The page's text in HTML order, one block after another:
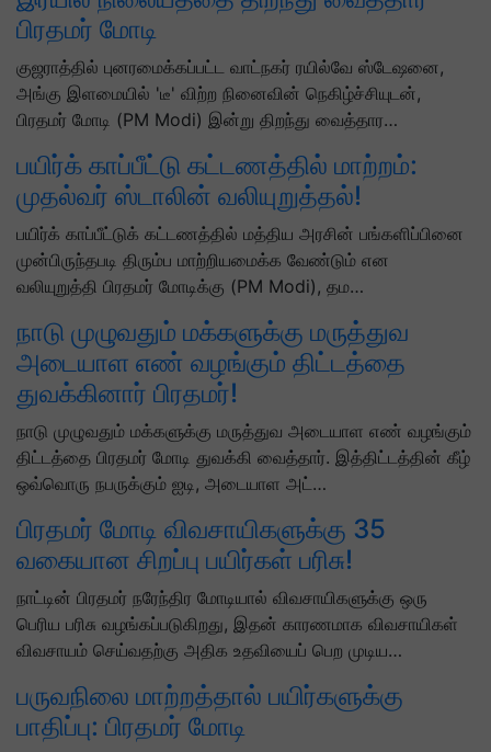
பிரதமர் மோடி
குஜராத்தில் புனரமைக்கப்பட்ட வாட்நகர் ரயில்வே ஸ்டேஷனை,
அங்கு இளமையில் 'டீ' விற்ற நினைவின் நெகிழ்ச்சியுடன்,
பிரதமர் மோடி (PM Modi) இன்று திறந்து வைத்தார…
பயிர்க் காப்பீட்டு கட்டணத்தில் மாற்றம்:
முதல்வர் ஸ்டாலின் வலியுறுத்தல்!
பயிர்க் காப்பீட்டுக் கட்டணத்தில் மத்திய அரசின் பங்களிப்பினை
முன்பிருந்தபடி திரும்ப மாற்றியமைக்க வேண்டும் என
வலியுறுத்தி பிரதமர் மோடிக்கு (PM Modi), தம…
நாடு முழுவதும் மக்களுக்கு மருத்துவ
அடையாள எண் வழங்கும் திட்டத்தை
துவக்கினார் பிரதமர்!
நாடு முழுவதும் மக்களுக்கு மருத்துவ அடையாள எண் வழங்கும்
திட்டத்தை பிரதமர் மோடி துவக்கி வைத்தார். இத்திட்டத்தின் கீழ்
ஒவ்வொரு நபருக்கும் ஐடி, அடையாள அட்…
பிரதமர் மோடி விவசாயிகளுக்கு 35
வகையான சிறப்பு பயிர்கள் பரிசு!
நாட்டின் பிரதமர் நரேந்திர மோடியால் விவசாயிகளுக்கு ஒரு
பெரிய பரிசு வழங்கப்படுகிறது, இதன் காரணமாக விவசாயிகள்
விவசாயம் செய்வதற்கு அதிக உதவியைப் பெற முடிய…
பருவநிலை மாற்றத்தால் பயிர்களுக்கு
பாதிப்பு: பிரதமர் மோடி